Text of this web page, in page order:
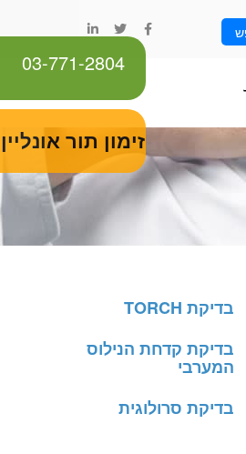
בדיקת TORCH
בדיקת קדחת הנילוס
המערבי
בדיקת סרולוגית
זימון תור אונליין
03-771-2804